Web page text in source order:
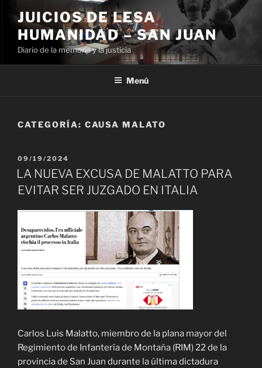
contenido
JUICIOS DE LESA
HUMANIDAD – SAN JUAN
Diario de la memoria y la justicia
Menú
CATEGORÍA: CAUSA MALATO
PUBLICADO
EL
09/19/2024
LA NUEVA EXCUSA DE MALATTO PARA
EVITAR SER JUZGADO EN ITALIA
Carlos Luis Malatto, miembro de la plana mayor del
Regimiento de Infantería de Montaña (RIM) 22 de la
provincia de San Juan durante la última dictadura